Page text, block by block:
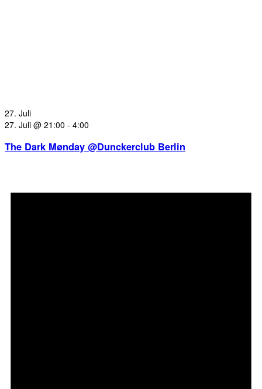
27. Juli
27. Juli @ 21:00 - 4:00
The Dark Mønday @Dunckerclub Berlin